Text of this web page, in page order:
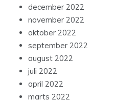
december 2022
november 2022
oktober 2022
september 2022
august 2022
juli 2022
april 2022
marts 2022